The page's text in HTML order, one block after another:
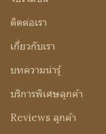
ติดต่อเรา
เกี่ยวกับเรา
บทความน่ารู้
บริการพิเศษลูกค้า
Reviews ลูกค้า